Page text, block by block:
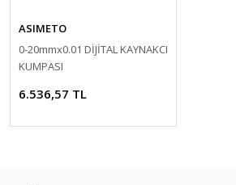
ASIMETO
0-20mmx0.01 DİJİTAL KAYNAKCI
KUMPASI
6.536,57 TL